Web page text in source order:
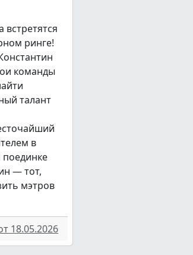
ринге!
команды
талант
в
— тот,
мэтров
18.05.2026